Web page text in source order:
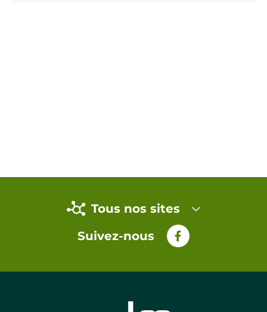
Tous nos sites
Suivez-nous